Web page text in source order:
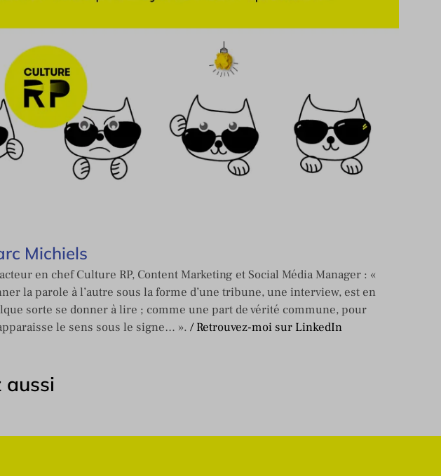
Michiels
en chef Culture RP, Content Marketing et Social Média Manager : «
la parole à l’autre sous la forme d’une tribune, une interview, est en
sorte se donner à lire ; comme une part de vérité commune, pour
le sens sous le signe… ». / Retrouvez-moi sur LinkedIn
aussi